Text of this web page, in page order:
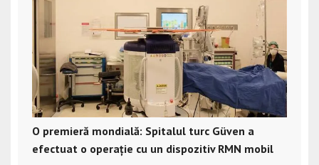
O premieră mondială: Spitalul turc Güven a
efectuat o operație cu un dispozitiv RMN mobil